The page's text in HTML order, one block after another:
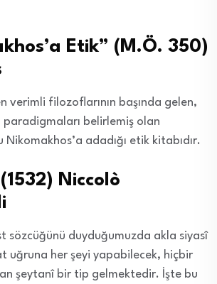
Etik” (M.Ö. 350)
verimli filozoflarının başında gelen,
paradigmaları belirlemiş olan
adadığı etik kitabıdır.
Niccolò
sözcüğünü duyduğumuzda akla siyasî
uğruna her şeyi yapabilecek, hiçbir
şeytanî bir tip gelmektedir. İşte bu